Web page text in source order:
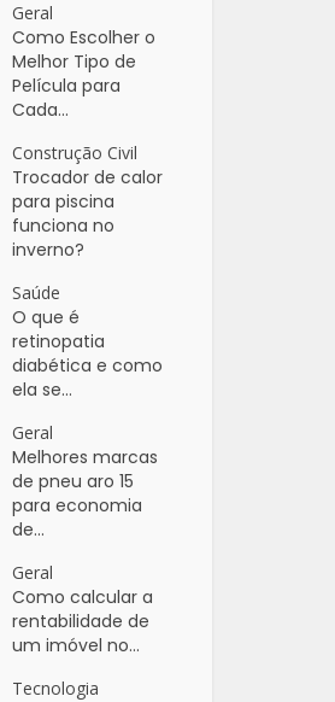
Geral
Como Escolher o
Melhor Tipo de
Película para
Cada...
Construção Civil
Trocador de calor
para piscina
funciona no
inverno?
Saúde
O que é
retinopatia
diabética e como
ela se...
Geral
Melhores marcas
de pneu aro 15
para economia
de...
Geral
Como calcular a
rentabilidade de
um imóvel no...
Tecnologia